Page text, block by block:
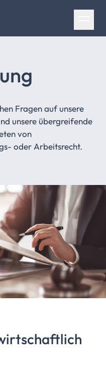
Fragen auf unsere
unsere übergreifende
von
oder Arbeitsrecht.